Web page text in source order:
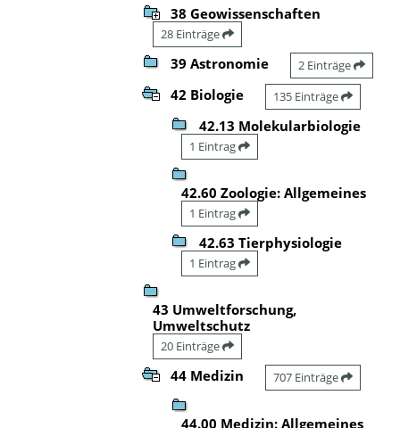
38 Geowissenschaften
28 Einträge
39 Astronomie 2 Einträge
42 Biologie 135 Einträge
42.13 Molekularbiologie
1 Eintrag
42.60 Zoologie: Allgemeines
1 Eintrag
42.63 Tierphysiologie
1 Eintrag
43 Umweltforschung,
Umweltschutz
20 Einträge
44 Medizin 707 Einträge
44.00 Medizin: Allgemeines